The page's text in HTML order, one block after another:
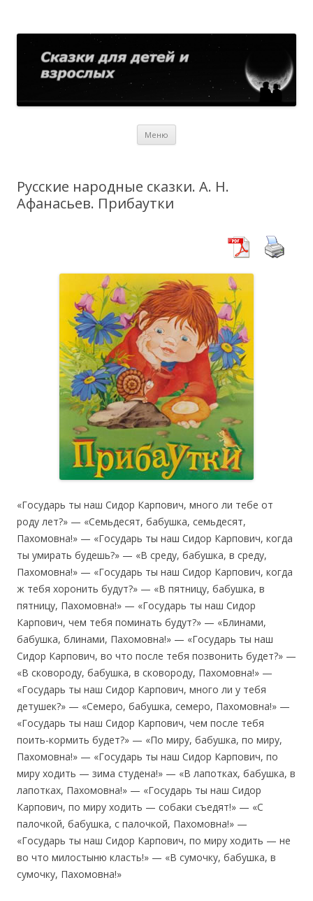
Меню
Русские народные сказки. А. Н.
Афанасьев. Прибаутки
«Государь ты наш Сидор Карпович, много ли тебе от
роду лет?» — «Семьдесят, бабушка, семьдесят,
Пахомовна!» — «Государь ты наш Сидор Карпович, когда
ты умирать будешь?» — «В среду, бабушка, в среду,
Пахомовна!» — «Государь ты наш Сидор Карпович, когда
ж тебя хоронить будут?» — «В пятницу, бабушка, в
пятницу, Пахомовна!» — «Государь ты наш Сидор
Карпович, чем тебя поминать будут?» — «Блинами,
бабушка, блинами, Пахомовна!» — «Государь ты наш
Сидор Карпович, во что после тебя позвонить будет?» —
«В сковороду, бабушка, в сковороду, Пахомовна!» —
«Государь ты наш Сидор Карпович, много ли у тебя
детушек?» — «Семеро, бабушка, семеро, Пахомовна!» —
«Государь ты наш Сидор Карпович, чем после тебя
поить-кормить будет?» — «По миру, бабушка, по миру,
Пахомовна!» — «Государь ты наш Сидор Карпович, по
миру ходить — зима студена!» — «В лапотках, бабушка, в
лапотках, Пахомовна!» — «Государь ты наш Сидор
Карпович, по миру ходить — собаки съедят!» — «С
палочкой, бабушка, с палочкой, Пахомовна!» —
«Государь ты наш Сидор Карпович, по миру ходить — не
во что милостыню класть!» — «В сумочку, бабушка, в
сумочку, Пахомовна!»